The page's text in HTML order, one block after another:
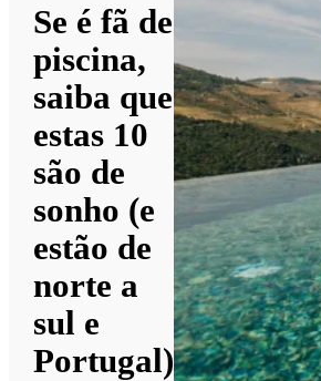
Se é fã de
piscina,
saiba que
estas 10
são de
sonho (e
estão de
norte a
sul e
Portugal)